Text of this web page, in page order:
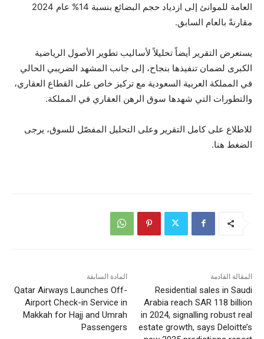
العامة للموانئ إلى ازدياد حجم البضائع بنسبة 14% عام 2024
مقارنةً بالعام السابق.
يستعرض التقرير أيضاً تحليلاً لأساليب تطوير الأصول الرياضية
الكبرى لضمان تنفيذها بنجاح، إلى جانب المشهد الضريبي الحالي
في المملكة العربية السعودية مع تركيز خاص على القطاع العقاري،
والتطورات التي شهدها سوق الرهن العقاري في المملكة.
للاطلاع على كامل التقرير وعلى التحليل المفصّل للسوق، يرجى
الضغط هنا.
المادة السابقة
Qatar Airways Launches Off-
Airport Check-in Service in
Makkah for Hajj and Umrah
Passengers
المقالة القادمة
Residential sales in Saudi
Arabia reach SAR 118 billion
in 2024, signalling robust real
estate growth, says Deloitte’s